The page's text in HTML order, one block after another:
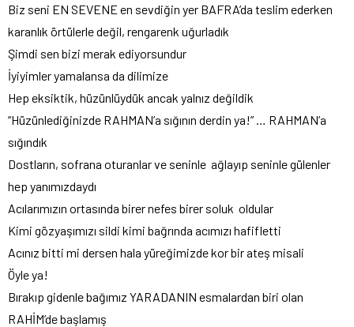
Biz seni EN SEVENE en sevdiğin yer BAFRA’da teslim ederken
karanlık örtülerle değil, rengarenk uğurladık
Şimdi sen bizi merak ediyorsundur
İyiyimler yamalansa da dilimize
Hep eksiktik, hüzünlüydük ancak yalnız değildik
“Hüzünlediğinizde RAHMAN’a sığının derdin ya!” … RAHMAN’a
sığındık
Dostların, sofrana oturanlar ve seninle ağlayıp seninle gülenler
hep yanımızdaydı
Acılarımızın ortasında birer nefes birer soluk oldular
Kimi gözyaşımızı sildi kimi bağrında acımızı hafifletti
Acınız bitti mi dersen hala yüreğimizde kor bir ateş misali
Öyle ya!
Bırakıp gidenle bağımız YARADANIN esmalardan biri olan
RAHİM’de başlamış